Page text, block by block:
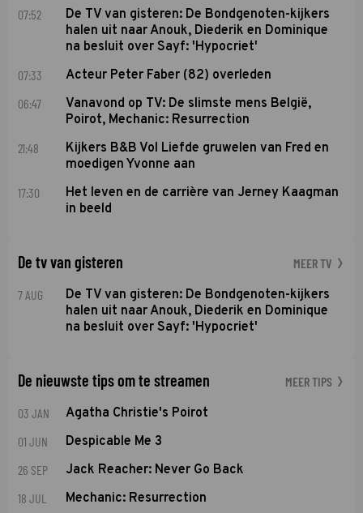
07:52
De TV van gisteren: De Bondgenoten-kijkers
halen uit naar Anouk, Diederik en Dominique
na besluit over Sayf: 'Hypocriet'
07:33 Acteur Peter Faber (82) overleden
06:47
Vanavond op TV: De slimste mens België,
Poirot, Mechanic: Resurrection
21:48
Kijkers B&B Vol Liefde gruwelen van Fred en
moedigen Yvonne aan
17:30
Het leven en de carrière van Jerney Kaagman
in beeld
De tv van gisteren MEER TV
7 AUG
De TV van gisteren: De Bondgenoten-kijkers
halen uit naar Anouk, Diederik en Dominique
na besluit over Sayf: 'Hypocriet'
De nieuwste tips om te streamen MEER TIPS
03 JAN Agatha Christie's Poirot
01 JUN Despicable Me 3
26 SEP Jack Reacher: Never Go Back
18 JUL Mechanic: Resurrection